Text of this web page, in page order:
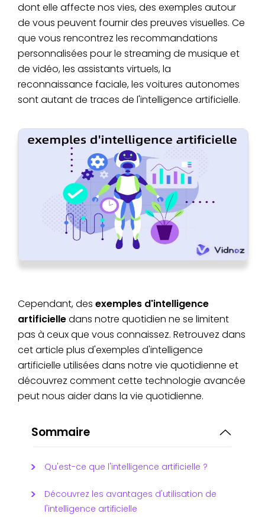
dont elle affecte nos vies, des exemples autour
de vous peuvent fournir des preuves visuelles. Ce
que vous rencontrez les recommandations
personnalisées pour le streaming de musique et
de vidéo, les assistants virtuels, la
reconnaissance faciale, les voitures autonomes
sont autant de traces de l'intelligence artificielle.
Cependant, des exemples d'intelligence
artificielledans notre quotidien ne se limitent
pas à ceux que vous connaissez. Retrouvez dans
cet article plus d'exemples d'intelligence
artificielle utilisées dans notre vie quotidienne et
découvrez comment cette technologie avancée
peut nous aider dans la vie quotidienne.
Sommaire
Qu'est-ce que l'intelligence artificielle ?
Découvrez les avantages d'utilisation de
l'intelligence artificielle